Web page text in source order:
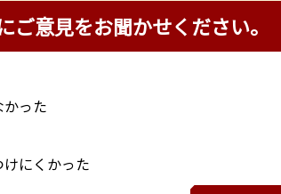
意見をお聞かせください。
った
けにくかった